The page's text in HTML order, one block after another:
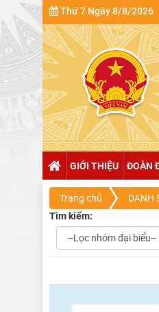
Thứ 7 Ngày 8/8/2026
GIỚI THIỆU ĐOÀN
Trang chủ
DANH
Tìm kiếm: